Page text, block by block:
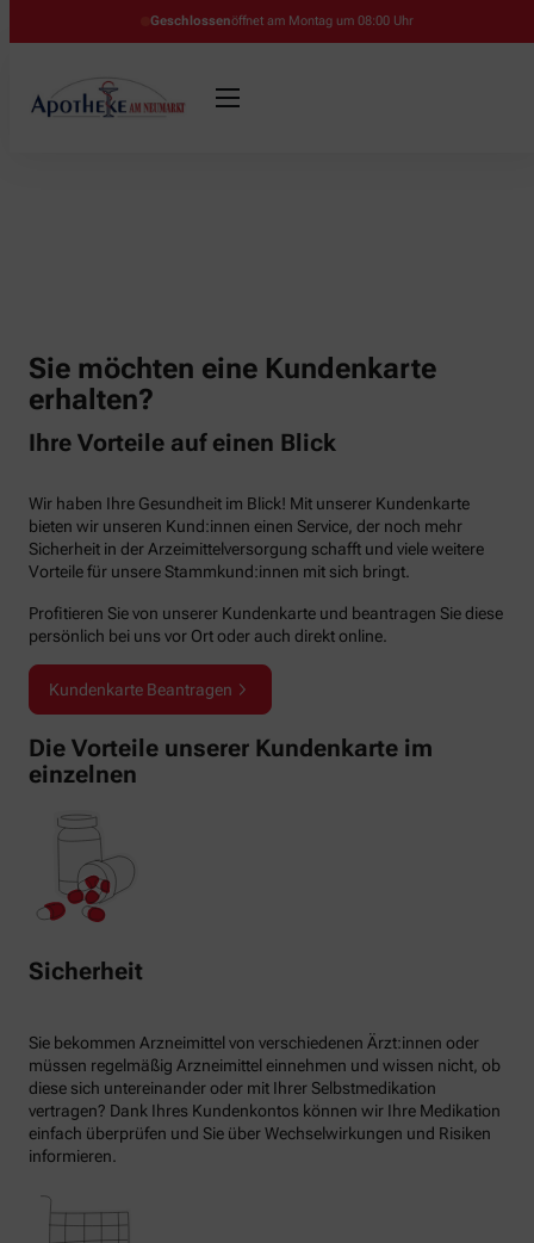
Geschlossenöffnet am Montag um 08:00 Uhr
Sie möchten eine Kundenkarte
erhalten?
Ihre Vorteile auf einen Blick
Wir haben Ihre Gesundheit im Blick! Mit unserer Kundenkarte
bieten wir unseren Kund:innen einen Service, der noch mehr
Sicherheit in der Arzeimittelversorgung schafft und viele weitere
Vorteile für unsere Stammkund:innen mit sich bringt.
Profitieren Sie von unserer Kundenkarte und beantragen Sie diese
persönlich bei uns vor Ort oder auch direkt online.
Kundenkarte Beantragen
Die Vorteile unserer Kundenkarte im
einzelnen
Sicherheit
Sie bekommen Arzneimittel von verschiedenen Ärzt:innen oder
müssen regelmäßig Arzneimittel einnehmen und wissen nicht, ob
diese sich untereinander oder mit Ihrer Selbstmedikation
vertragen? Dank Ihres Kundenkontos können wir Ihre Medikation
einfach überprüfen und Sie über Wechselwirkungen und Risiken
informieren.